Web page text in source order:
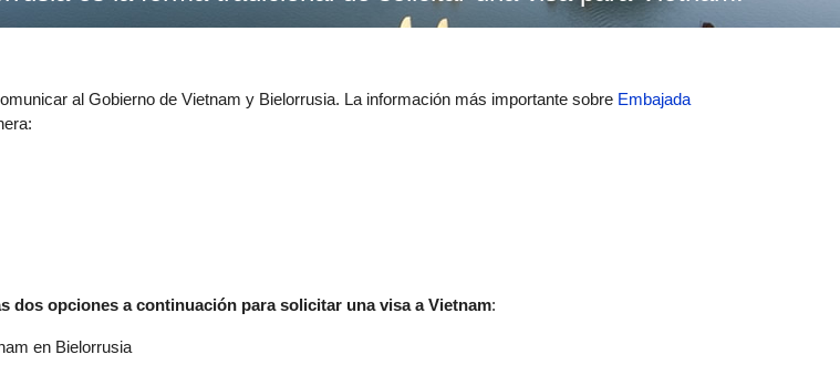
al Gobierno de Vietnam y Bielorrusia. La información más importante sobre Embajada
dos opciones a continuación para solicitar una visa a Vietnam:
en Bielorrusia